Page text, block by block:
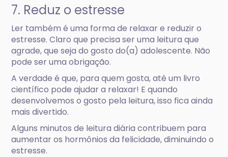
7. Reduz o estresse
Ler também é uma forma de relaxar e reduzir o
estresse. Claro que precisa ser uma leitura que
agrade, que seja do gosto do(a) adolescente. Não
pode ser uma obrigação.
A verdade é que, para quem gosta, até um livro
científico pode ajudar a relaxar! E quando
desenvolvemos o gosto pela leitura, isso fica ainda
mais divertido.
Alguns minutos de leitura diária contribuem para
aumentar os hormônios da felicidade, diminuindo o
estresse.